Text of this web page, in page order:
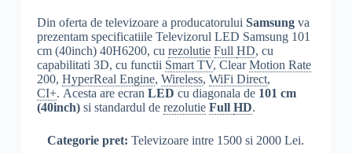
Din oferta de televizoare a producatorului Samsungva
prezentam specificatiile Televizorul LED Samsung 101
cm (40inch) 40H6200, cu rezolutie Full HD, cu
capabilitati 3D, cu functii Smart TV, ClearMotion Rate
200, HyperReal Engine, Wireless, WiFi Direct,
CI+. Acesta are ecran LED cu diagonala de101 cm
(40inch)si standardul de rezolutie Full HD.
Categorie pret:Televizoare intre 1500 si 2000 Lei.